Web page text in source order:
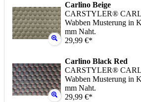
Carlino Beige
CARSTYLER®
Wabben Musterung in
mm Naht.
29,99 €*
Carlino Black Red
CARSTYLER®
Wabben Musterung in
mm Naht.
29,99 €*